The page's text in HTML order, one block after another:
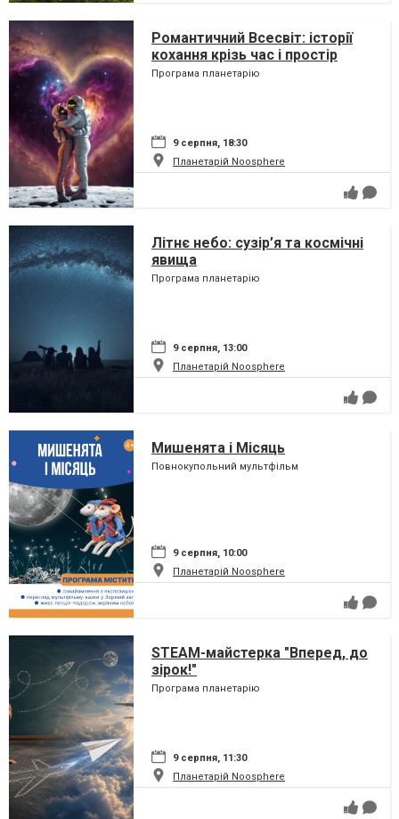
Романтичний Всесвіт: історії
кохання крізь час і простір
Програма планетарію
9 серпня, 18:30
Планетарій Noosphere
Літнє небо: сузір’я та космічні
явища
Програма планетарію
9 серпня, 13:00
Планетарій Noosphere
Мишенята і Місяць
Повнокупольний мультфільм
9 серпня, 10:00
Планетарій Noosphere
STEAM-майстерка "Вперед, до
зірок!"
Програма планетарію
9 серпня, 11:30
Планетарій Noosphere